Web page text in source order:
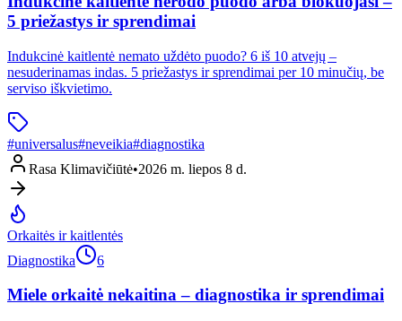
5 priežastys ir sprendimai
Indukcinė kaitlentė nemato uždėto puodo? 6 iš 10 atvejų –
nesuderinamas indas. 5 priežastys ir sprendimai per 10 minučių, be
serviso iškvietimo.
#universalus#neveikia#diagnostika
Rasa Klimavičiūtė•2026 m. liepos 8 d.
Orkaitės ir kaitlentės
Diagnostika
6
Miele orkaitė nekaitina – diagnostika ir sprendimai